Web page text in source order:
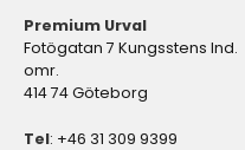
Premium Urval
Fotögatan 7 Kungsstens Ind.
omr.
414 74 Göteborg
Tel: +46 31 309 9399